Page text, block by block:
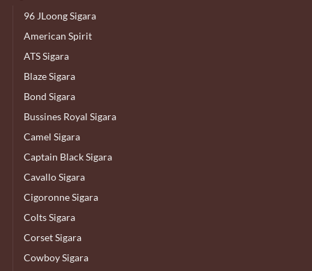
96 JLoong Sigara
American Spirit
ATS Sigara
Blaze Sigara
Bond Sigara
Bussines Royal Sigara
Camel Sigara
Captain Black Sigara
Cavallo Sigara
Cigoronne Sigara
Colts Sigara
Corset Sigara
Cowboy Sigara